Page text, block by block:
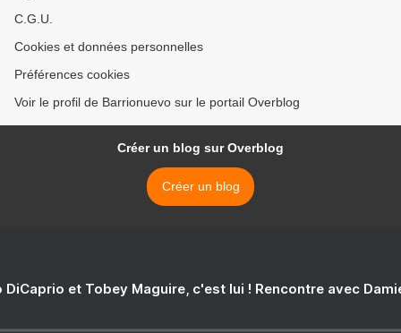
C.G.U.
Cookies et données personnelles
Préférences cookies
Voir le profil de Barrionuevo sur le portail Overblog
Créer un blog sur Overblog
Créer un blog
DiCaprio et Tobey Maguire, c'est lui ! Rencontre avec